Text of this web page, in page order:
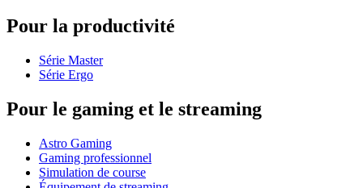
Pour la productivité
Série Master
Série Ergo
Pour le gaming et le streaming
Astro Gaming
Gaming professionnel
Simulation de course